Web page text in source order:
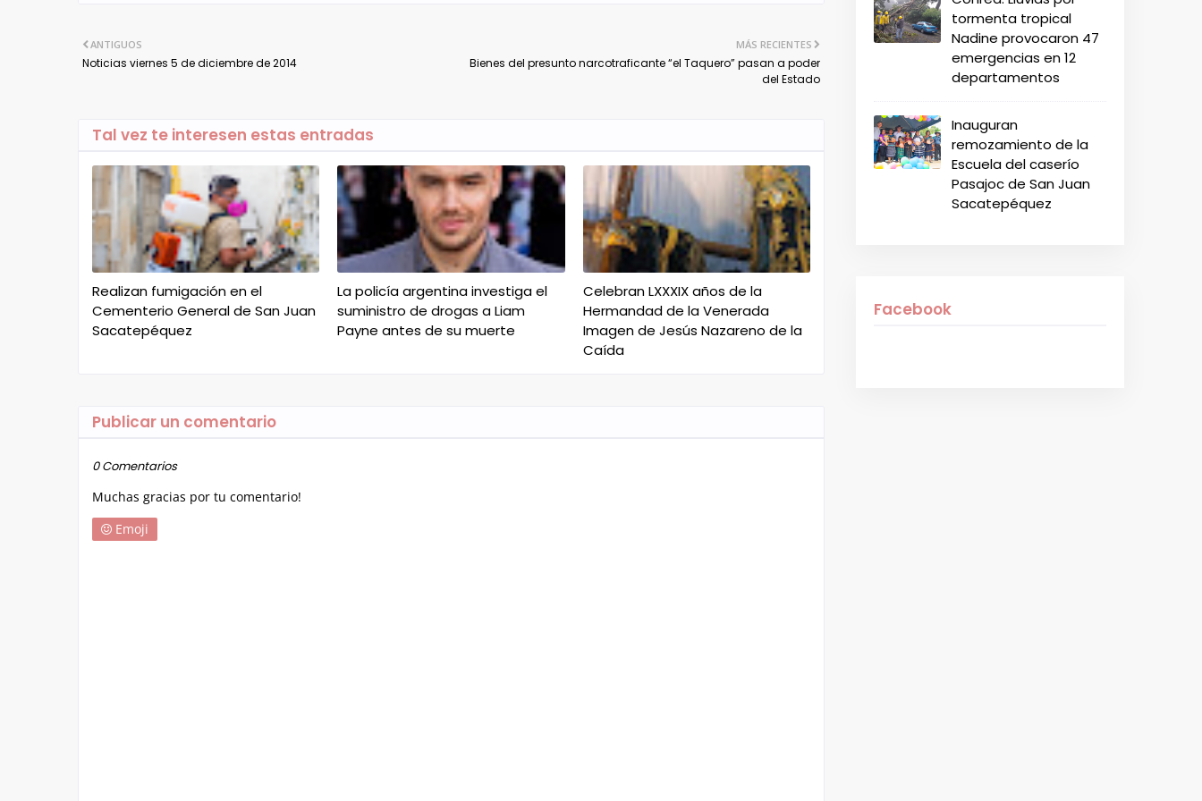
MÁS RECIENTES
Bienes del presunto narcotraficante “el Taquero” pasan a poder
del Estado
ANTIGUOS
Noticias viernes 5 de diciembre de 2014
Tal vez te interesen estas entradas
Realizan fumigación en el
Cementerio General de San Juan
Sacatepéquez
La policía argentina investiga el
suministro de drogas a Liam
Payne antes de su muerte
Celebran LXXXIX años de la
Hermandad de la Venerada
Imagen de Jesús Nazareno de la
Caída
Publicar un comentario
0 Comentarios
Muchas gracias por tu comentario!
Emoji
tormenta tropical
Nadine provocaron 47
emergencias en 12
departamentos
Inauguran
remozamiento de la
Escuela del caserío
Pasajoc de San Juan
Sacatepéquez
Facebook